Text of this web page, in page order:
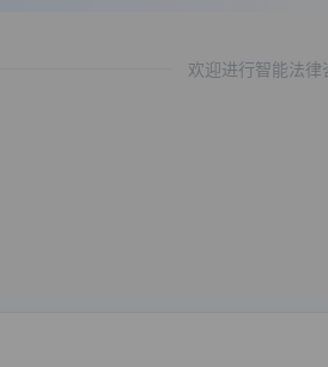
欢迎进行智能法律